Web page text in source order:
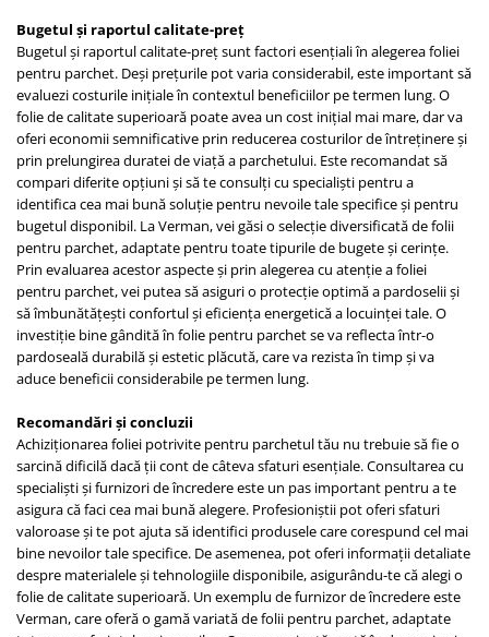
Bugetul și raportul calitate-preț
Bugetul și raportul calitate-preț sunt factori esențiali în alegerea foliei
pentru parchet. Deși prețurile pot varia considerabil, este important să
evaluezi costurile inițiale în contextul beneficiilor pe termen lung. O
folie de calitate superioară poate avea un cost inițial mai mare, dar va
oferi economii semnificative prin reducerea costurilor de întreținere și
prin prelungirea duratei de viață a parchetului. Este recomandat să
compari diferite opțiuni și să te consulți cu specialiști pentru a
identifica cea mai bună soluție pentru nevoile tale specifice și pentru
bugetul disponibil. La Verman, vei găsi o selecție diversificată de folii
pentru parchet, adaptate pentru toate tipurile de bugete și cerințe.
Prin evaluarea acestor aspecte și prin alegerea cu atenție a foliei
pentru parchet, vei putea să asiguri o protecție optimă a pardoselii și
să îmbunătățești confortul și eficiența energetică a locuinței tale. O
investiție bine gândită în folie pentru parchet se va reflecta într-o
pardoseală durabilă și estetic plăcută, care va rezista în timp și va
aduce beneficii considerabile pe termen lung.
Recomandări și concluzii
Achiziționarea foliei potrivite pentru parchetul tău nu trebuie să fie o
sarcină dificilă dacă ții cont de câteva sfaturi esențiale. Consultarea cu
specialiști și furnizori de încredere este un pas important pentru a te
asigura că faci cea mai bună alegere. Profesioniștii pot oferi sfaturi
valoroase și te pot ajuta să identifici produsele care corespund cel mai
bine nevoilor tale specifice. De asemenea, pot oferi informații detaliate
despre materialele și tehnologiile disponibile, asigurându-te că alegi o
folie de calitate superioară. Un exemplu de furnizor de încredere este
Verman, care oferă o gamă variată de folii pentru parchet, adaptate